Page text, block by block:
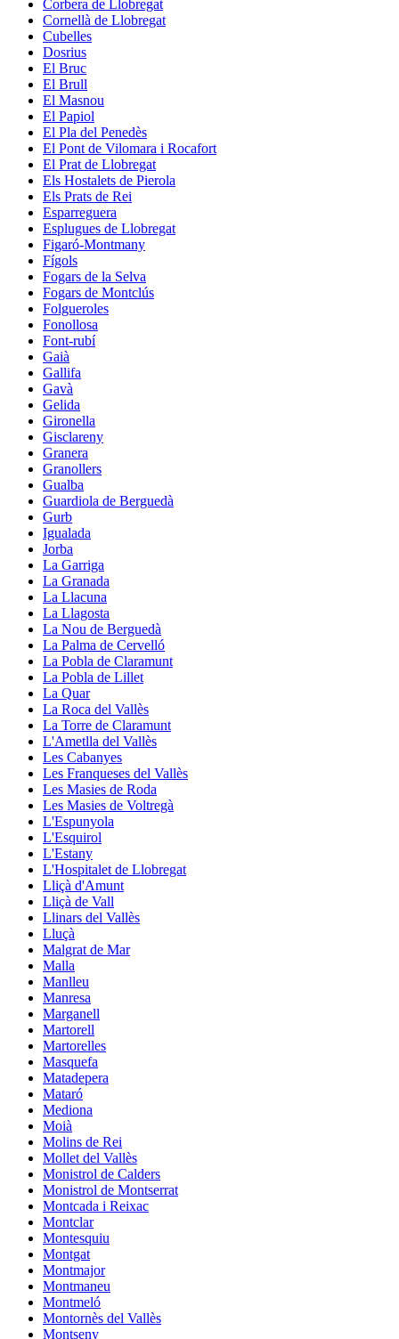
Corbera de Llobregat
Cornellà de Llobregat
Cubelles
Dosrius
El Bruc
El Brull
El Masnou
El Papiol
El Pla del Penedès
El Pont de Vilomara i Rocafort
El Prat de Llobregat
Els Hostalets de Pierola
Els Prats de Rei
Esparreguera
Esplugues de Llobregat
Figaró-Montmany
Fígols
Fogars de la Selva
Fogars de Montclús
Folgueroles
Fonollosa
Font-rubí
Gaià
Gallifa
Gavà
Gelida
Gironella
Gisclareny
Granera
Granollers
Gualba
Guardiola de Berguedà
Gurb
Igualada
Jorba
La Garriga
La Granada
La Llacuna
La Llagosta
La Nou de Berguedà
La Palma de Cervelló
La Pobla de Claramunt
La Pobla de Lillet
La Quar
La Roca del Vallès
La Torre de Claramunt
L'Ametlla del Vallès
Les Cabanyes
Les Franqueses del Vallès
Les Masies de Roda
Les Masies de Voltregà
L'Espunyola
L'Esquirol
L'Estany
L'Hospitalet de Llobregat
Lliçà d'Amunt
Lliçà de Vall
Llinars del Vallès
Lluçà
Malgrat de Mar
Malla
Manlleu
Manresa
Marganell
Martorell
Martorelles
Masquefa
Matadepera
Mataró
Mediona
Moià
Molins de Rei
Mollet del Vallès
Monistrol de Calders
Monistrol de Montserrat
Montcada i Reixac
Montclar
Montesquiu
Montgat
Montmajor
Montmaneu
Montmeló
Montornès del Vallès
Montseny